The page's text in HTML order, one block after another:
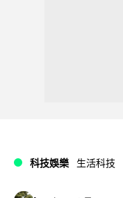
科技娛樂 生活科技